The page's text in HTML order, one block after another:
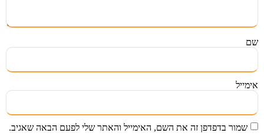
שם
אימייל
שמור בדפדפן זה את השם, האימייל והאתר שלי לפעם הבאה שאגיב.